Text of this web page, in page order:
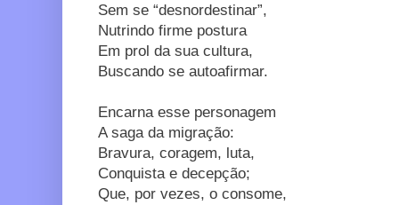
Sem se “desnordestinar”,
Nutrindo firme postura
Em prol da sua cultura,
Buscando se autoafirmar.
Encarna esse personagem
A saga da migração:
Bravura, coragem, luta,
Conquista e decepção;
Que, por vezes, o consome,